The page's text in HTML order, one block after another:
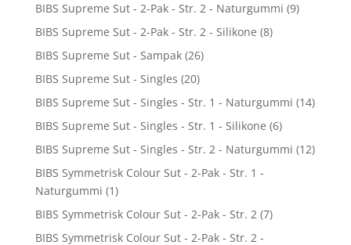
BIBS Supreme Sut - 2-Pak - Str. 2 - Naturgummi (9)
BIBS Supreme Sut - 2-Pak - Str. 2 - Silikone (8)
BIBS Supreme Sut - Sampak (26)
BIBS Supreme Sut - Singles (20)
BIBS Supreme Sut - Singles - Str. 1 - Naturgummi (14)
BIBS Supreme Sut - Singles - Str. 1 - Silikone (6)
BIBS Supreme Sut - Singles - Str. 2 - Naturgummi (12)
BIBS Symmetrisk Colour Sut - 2-Pak - Str. 1 -
Naturgummi (1)
BIBS Symmetrisk Colour Sut - 2-Pak - Str. 2 (7)
BIBS Symmetrisk Colour Sut - 2-Pak - Str. 2 -